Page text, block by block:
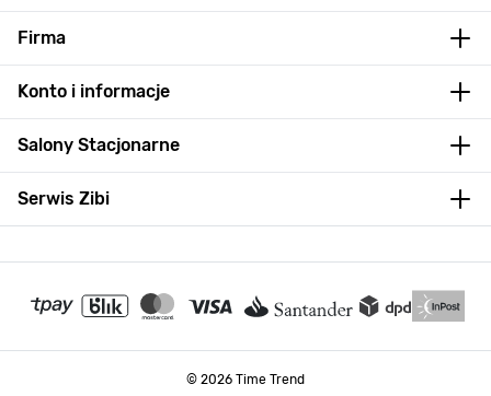
Firma
Konto i informacje
Salony Stacjonarne
Serwis Zibi
© 2026 Time Trend